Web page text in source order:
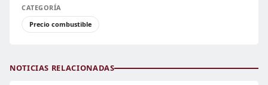
CATEGORÍA
Precio combustible
NOTICIAS RELACIONADAS